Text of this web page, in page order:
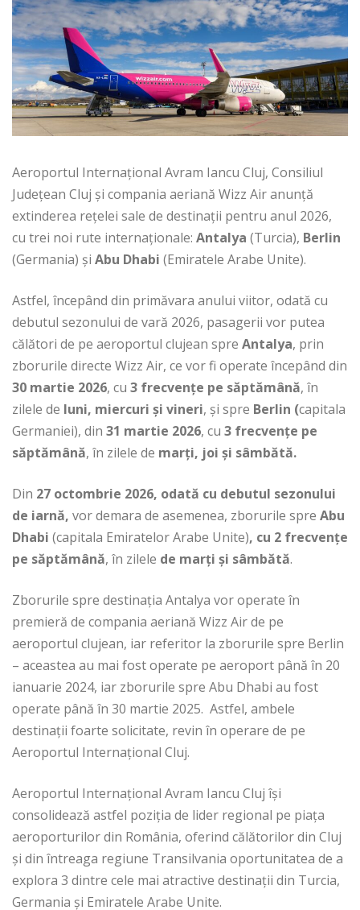
Aeroportul Internațional Avram Iancu Cluj, Consiliul
Județean Cluj și compania aeriană Wizz Air anunță
extinderea rețelei sale de destinații pentru anul 2026,
cu trei noi rute internaționale: Antalya (Turcia), Berlin
(Germania) și Abu Dhabi (Emiratele Arabe Unite).
Astfel, începând din primăvara anului viitor, odată cu
debutul sezonului de vară 2026, pasagerii vor putea
călători de pe aeroportul clujean spre Antalya, prin
zborurile directe Wizz Air, ce vor fi operate începând din
30 martie 2026, cu 3 frecvențe pe săptămână, în
zilele de luni, miercuri și vineri, și spre Berlin (capitala
Germaniei), din 31 martie 2026, cu 3 frecvențe pe
săptămână, în zilele de marți, joi și sâmbătă.
Din 27 octombrie 2026, odată cu debutul sezonului
de iarnă, vor demara de asemenea, zborurile spre Abu
Dhabi (capitala Emiratelor Arabe Unite), cu 2 frecvențe
pe săptămână, în zilele de marți și sâmbătă.
Zborurile spre destinația Antalya vor operate în
premieră de compania aeriană Wizz Air de pe
aeroportul clujean, iar referitor la zborurile spre Berlin
– aceastea au mai fost operate pe aeroport până în 20
ianuarie 2024, iar zborurile spre Abu Dhabi au fost
operate până în 30 martie 2025. Astfel, ambele
destinații foarte solicitate, revin în operare de pe
Aeroportul Internațional Cluj.
Aeroportul Internațional Avram Iancu Cluj își
consolidează astfel poziția de lider regional pe piața
aeroporturilor din România, oferind călătorilor din Cluj
și din întreaga regiune Transilvania oportunitatea de a
explora 3 dintre cele mai atractive destinații din Turcia,
Germania și Emiratele Arabe Unite.